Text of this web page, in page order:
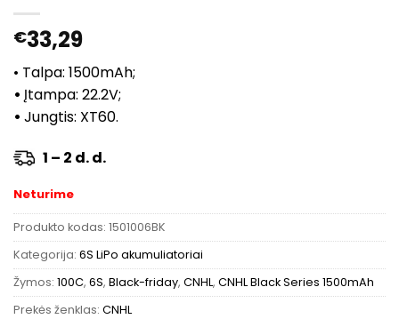
€33,29
• Talpa: 1500mAh;
• Įtampa: 22.2V;
• Jungtis: XT60.
1 – 2 d. d.
Neturime
Produkto kodas: 1501006BK
Kategorija: 6S LiPo akumuliatoriai
Žymos: 100C, 6S, Black-friday, CNHL, CNHL Black Series 1500mAh
Prekės ženklas: CNHL